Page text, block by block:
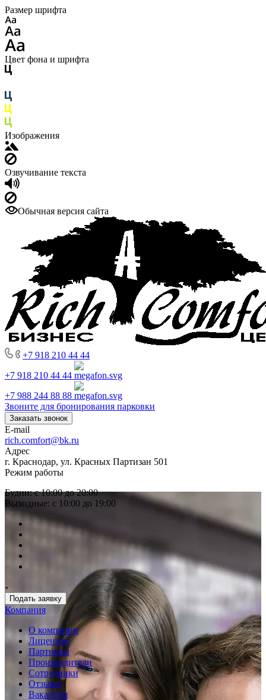
Размер шрифта
Цвет фона и шрифта
Изображения
Озвучивание текста
Обычная версия сайта
+7 918 210 44 44
+7 918 210 44 44
+7 988 244 88 88
Звоните для бронирования парковки
Заказать звонок
E-mail
rich.comfort@bk.ru
Адрес
г. Краснодар, ул. Красных Партизан 501
Режим работы
Будни: с 10:00 до 20:00
Выходные: с 10:00 до 19:00
Подать заявку
Компания
О компании
Лицензии
Партнеры
Производители
Сотрудники
Отзывы
Вакансии